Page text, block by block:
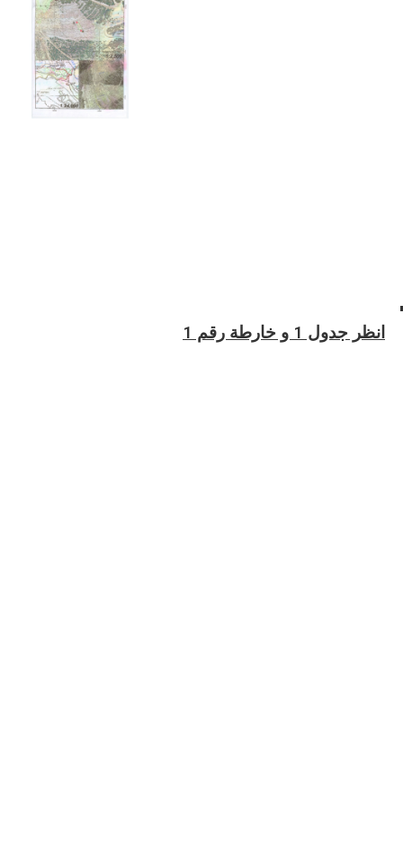
انظر جدول 1 و خارطة رقم 1